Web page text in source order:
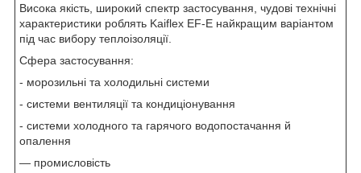
Висока якість, широкий спектр застосування, чудові технічні
характеристики роблять Kaiflex EF-E найкращим варіантом
під час вибору теплоізоляції.
Сфера застосування:
- морозильні та холодильні системи
- системи вентиляції та кондиціонування
- системи холодного та гарячого водопостачання й
опалення
— промисловість